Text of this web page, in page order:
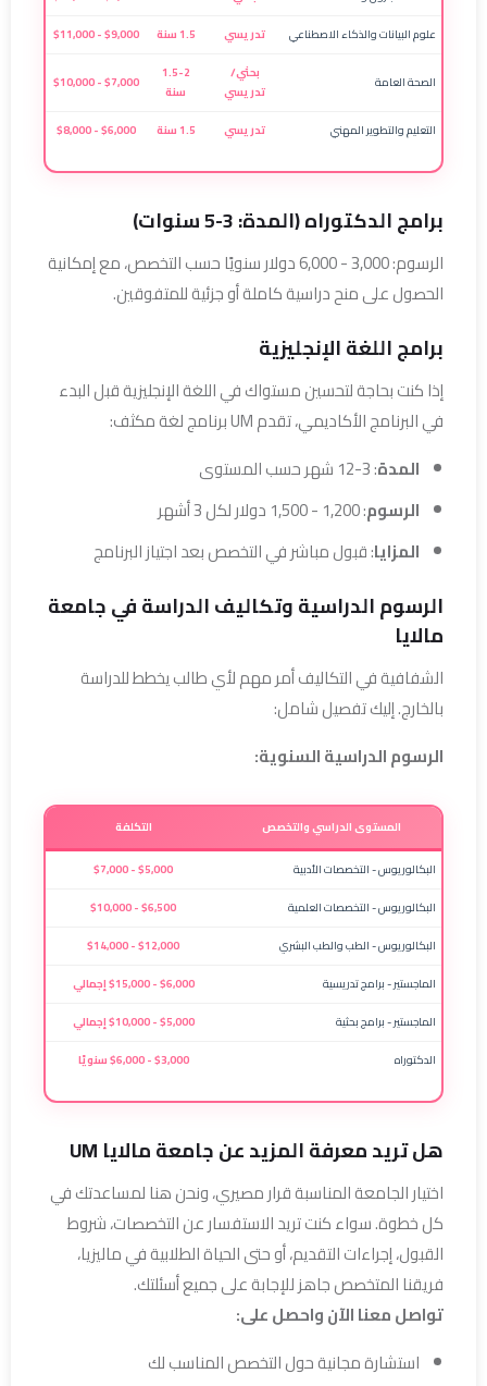
علوم البيانات والذكاء الاصطناعي
تدريسي 1.5 سنة $9,000 - $11,000
الصحة العامة
بحثي/
تدريسي
1.5-2
سنة
$7,000 - $10,000
التعليم والتطوير المهني تدريسي 1.5 سنة $6,000 - $8,000
برامج الدكتوراه (المدة: 3-5 سنوات)
الرسوم: 3,000 - 6,000 دولار سنويًا حسب التخصص، مع إمكانية
الحصول على منح دراسية كاملة أو جزئية للمتفوقين.
برامج اللغة الإنجليزية
إذا كنت بحاجة لتحسين مستواك في اللغة الإنجليزية قبل البدء
في البرنامج الأكاديمي، تقدم UM برنامج لغة مكثف:
المدة: 3-12 شهر حسب المستوى
الرسوم: 1,200 - 1,500 دولار لكل 3 أشهر
المزايا: قبول مباشر في التخصص بعد اجتياز البرنامج
الرسوم الدراسية وتكاليف الدراسة في جامعة
مالايا
الشفافية في التكاليف أمر مهم لأي طالب يخطط للدراسة
بالخارج. إليك تفصيل شامل:
الرسوم الدراسية السنوية:
المستوى الدراسي والتخصص التكلفة
البكالوريوس - التخصصات الأدبية
$5,000 - $7,000
البكالوريوس - التخصصات العلمية
$6,500 - $10,000
البكالوريوس - الطب والطب البشري
$12,000 - $14,000
الماجستير - برامج تدريسية
$6,000 - $15,000 إجمالي
الماجستير - برامج بحثية
$5,000 - $10,000 إجمالي
الدكتوراه
$3,000 - $6,000 سنويًا
هل تريد معرفة المزيد عن جامعة مالايا UM
اختيار الجامعة المناسبة قرار مصيري، ونحن هنا لمساعدتك في
كل خطوة. سواء كنت تريد الاستفسار عن التخصصات، شروط
القبول، إجراءات التقديم، أو حتى الحياة الطلابية في ماليزيا،
فريقنا المتخصص جاهز للإجابة على جميع أسئلتك.
تواصل معنا الآن واحصل على:
استشارة مجانية حول التخصص المناسب لك